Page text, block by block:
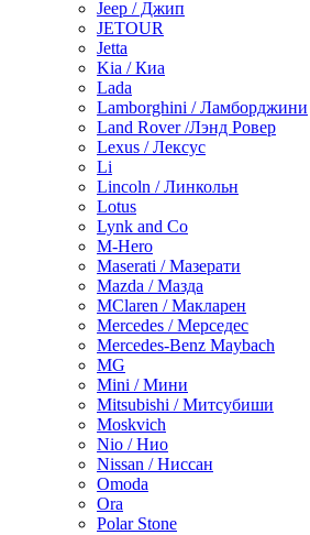
Jeep / Джип
JETOUR
Jetta
Kia / Киа
Lada
Lamborghini / Ламборджини
Land Rover /Лэнд Ровер
Lexus / Лексус
Li
Lincoln / Линкольн
Lotus
Lynk and Co
M-Hero
Maserati / Мазерати
Mazda / Мазда
MClaren / Макларен
Mercedes / Мерседес
Mercedes-Benz Maybach
MG
Mini / Мини
Mitsubishi / Митсубиши
Moskvich
Nio / Нио
Nissan / Ниссан
Omoda
Ora
Polar Stone